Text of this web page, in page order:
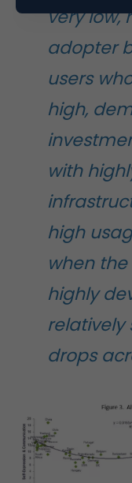
very low,
adopter
users
high,
with
high
when
highly
drops